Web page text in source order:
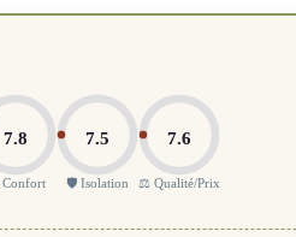
7.8
Confort
7.5
🛡️ Isolation
7.6
⚖️ Qualité/Prix